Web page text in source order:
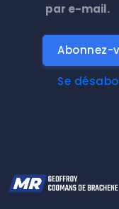
par e-mail.
Se